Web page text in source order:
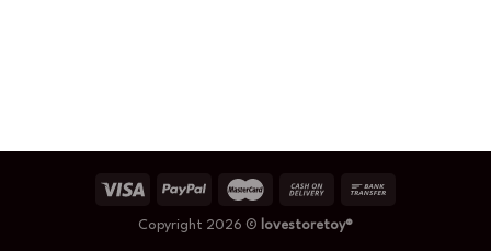
Copyright 2026 © lovestoretoy®